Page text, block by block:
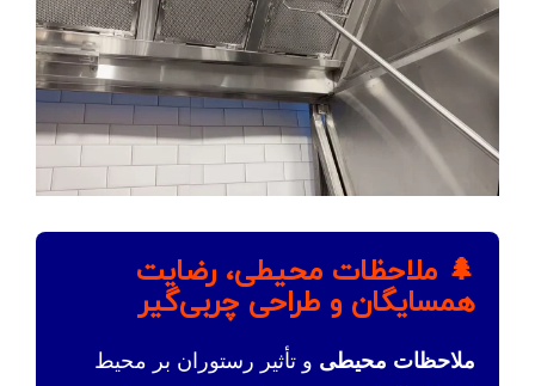
🌲 ملاحظات محیطی، رضایت
همسایگان و طراحی چربی‌گیر
ملاحظات محیطی و تأثیر رستوران بر محیط